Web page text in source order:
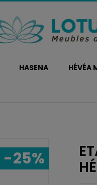
HASENA HÉVÉA
-25%